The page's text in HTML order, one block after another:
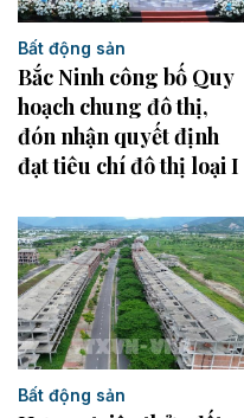
Bất động sản
Bắc Ninh công bố Quy
hoạch chung đô thị,
đón nhận quyết định
đạt tiêu chí đô thị loại I
Bất động sản